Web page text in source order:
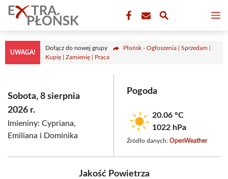
Przejdź
treści
UWAGA!
Dołącz do nowej grupy
Płońsk - Ogłoszenia | Sprzedam |
Kupię | Zamienię | Praca
Sobota, 8 sierpnia
2026 r.
Imieniny: Cypriana,
Emiliana i Dominika
Pogoda
20.06 °C
1022 hPa
Źródło danych: OpenWeather
Jakość Powietrza